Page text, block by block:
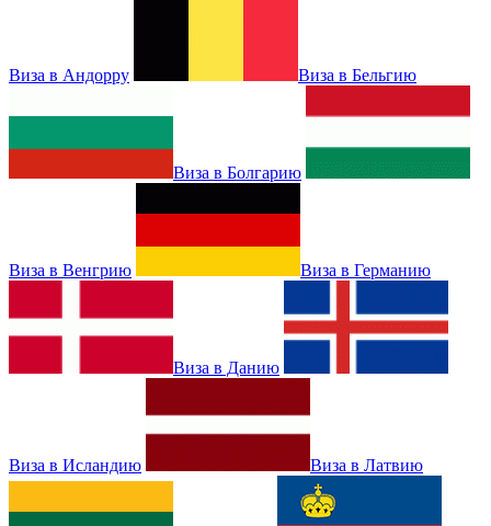
Виза в Андорру Виза в Бельгию
Виза в Болгарию
Виза в Венгрию Виза в Германию
Виза в Данию
Виза в Исландию Виза в Латвию